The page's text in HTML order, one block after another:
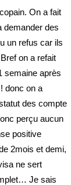
On a fait
demander des
un refus car ils
on a refait
semaine après
donc on a
des compte
perçu aucun
positive
2mois et demi,
ne sert
Je sais